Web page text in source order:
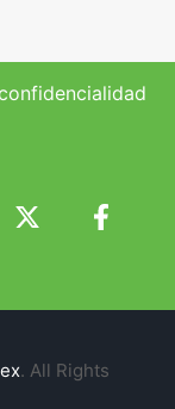
. All Rights